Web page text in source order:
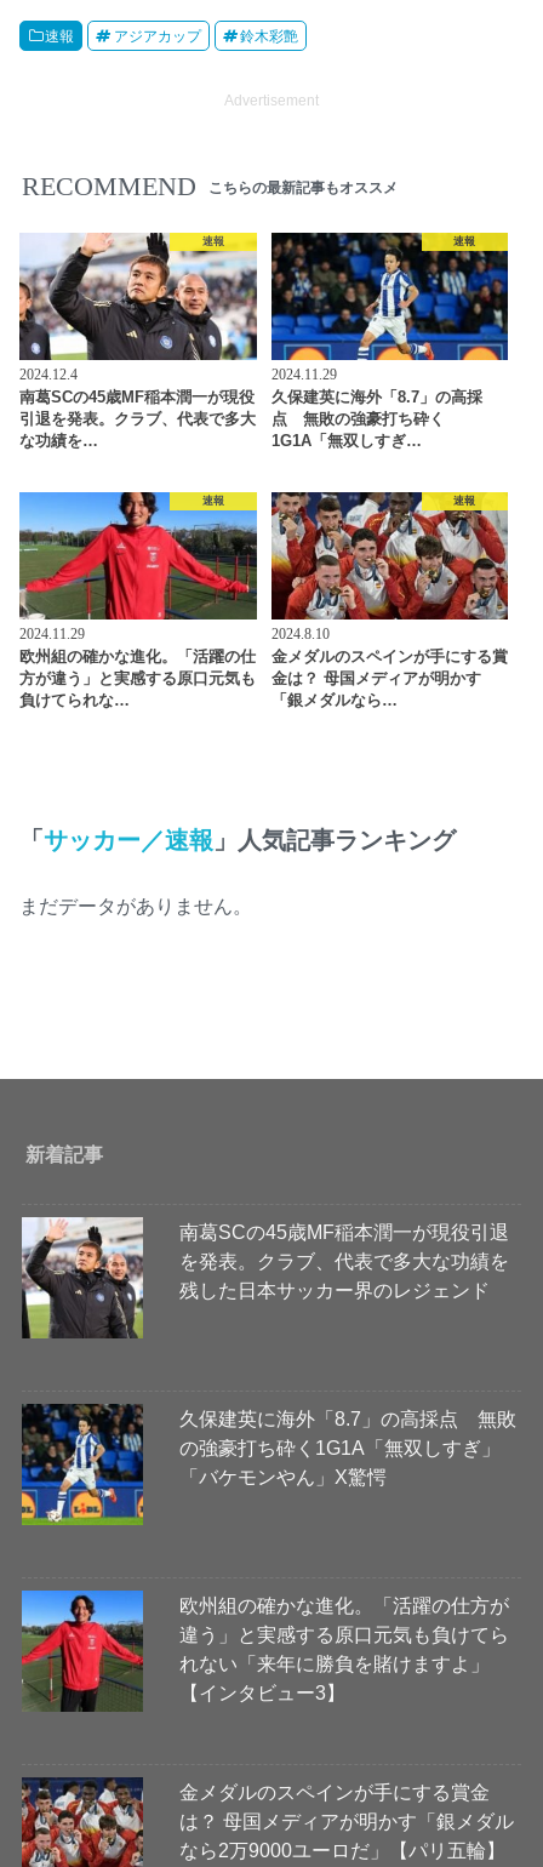
速報 アジアカップ 鈴木彩艶
Advertisement
RECOMMEND こちらの最新記事もオススメ
速報
2024.12.4
南葛SCの45歳MF稲本潤一が現役
引退を発表。クラブ、代表で多大
な功績を…
速報
2024.11.29
久保建英に海外「8.7」の高採
点 無敗の強豪打ち砕く
1G1A「無双しすぎ…
速報
2024.11.29
欧州組の確かな進化。「活躍の仕
方が違う」と実感する原口元気も
負けてられな…
速報
2024.8.10
金メダルのスペインが手にする賞
金は？ 母国メディアが明かす
「銀メダルなら…
「サッカー／速報 」人気記事ランキング
まだデータがありません。
新着記事
南葛SCの45歳MF稲本潤一が現役引退
を発表。クラブ、代表で多大な功績を
残した日本サッカー界のレジェンド
久保建英に海外「8.7」の高採点 無敗
の強豪打ち砕く1G1A「無双しすぎ」
「バケモンやん」X驚愕
欧州組の確かな進化。「活躍の仕方が
違う」と実感する原口元気も負けてら
れない「来年に勝負を賭けますよ」
【インタビュー3】
金メダルのスペインが手にする賞金
は？ 母国メディアが明かす「銀メダル
なら2万9000ユーロだ」【パリ五輪】